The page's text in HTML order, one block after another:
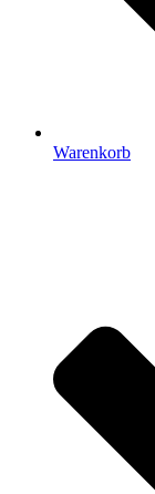
Warenkorb